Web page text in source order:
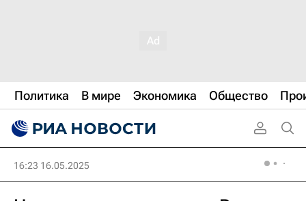
Политика В мире Экономика Общество
16:23 16.05.2025